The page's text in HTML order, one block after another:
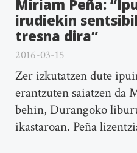
Miriam Peña:
irudiekin
tresna dira”
2016-03-15
Zer izkutatzen dute
erantzuten saiatzen da
behin, Durangoko
ikastaroan. Peña